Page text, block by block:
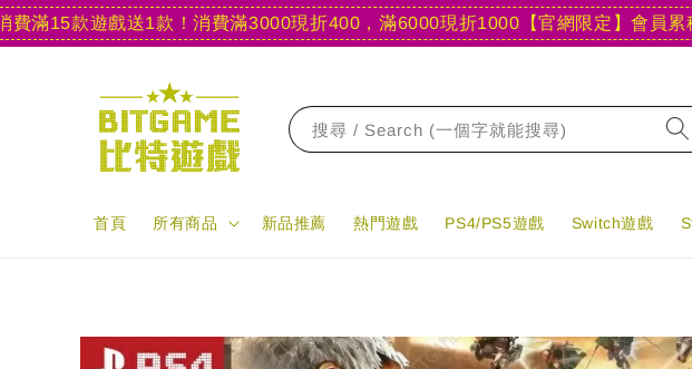
款遊戲送1款！消費滿3000現折400，滿6000現折1000【官網限定】會員累積消
搜尋 / Search (一個字就能搜尋)
首頁 所有商品 新品推薦 熱門遊戲 PS4/PS5遊戲 Switch遊戲